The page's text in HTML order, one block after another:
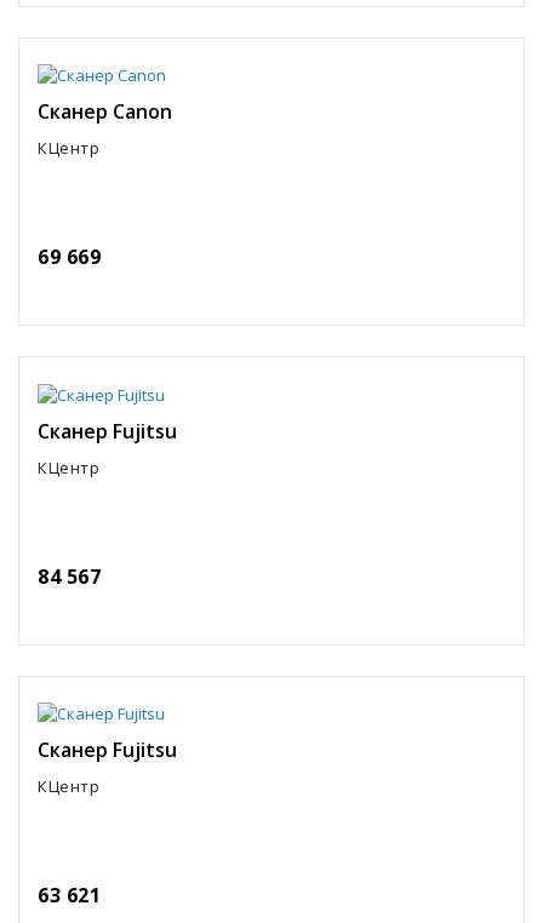
Сканер Canon
КЦентр
69 669
Сканер Fujitsu
КЦентр
84 567
Сканер Fujitsu
КЦентр
63 621